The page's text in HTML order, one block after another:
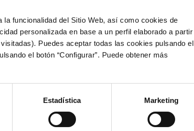
funcionalidad del Sitio Web, así como cookies de
personalizada en base a un perfil elaborado a partir
Puedes aceptar todas las cookies pulsando el
el botón “Configurar”. Puede obtener más
Estadística Marketing
PRIMER EQUIPO
ANDREI RADU